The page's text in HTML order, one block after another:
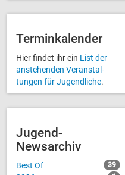
Terminkalender
Hier findet ihr ein List der
anstehenden Veranstal­
tungen für Jugendliche.
Jugend-
Newsarchiv
Best Of 39